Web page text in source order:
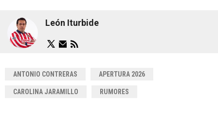
León Iturbide
ANTONIO CONTRERAS APERTURA 2026
CAROLINA JARAMILLO RUMORES